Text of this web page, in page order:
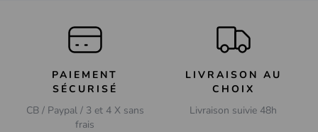
Série TV Thriller
Western
PAIEMENT
SÉCURISÉ
CB / Paypal / 3 et 4 X sans
frais
LIVRAISON AU
CHOIX
Livraison suivie 48h